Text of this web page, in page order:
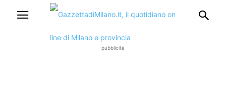
pubblicità